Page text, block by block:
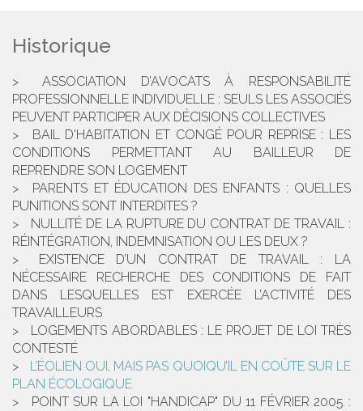
Historique
ASSOCIATION D’AVOCATS À RESPONSABILITÉ
PROFESSIONNELLE INDIVIDUELLE : SEULS LES ASSOCIÉS
PEUVENT PARTICIPER AUX DÉCISIONS COLLECTIVES
BAIL D'HABITATION ET CONGÉ POUR REPRISE : LES
CONDITIONS PERMETTANT AU BAILLEUR DE
REPRENDRE SON LOGEMENT
PARENTS ET ÉDUCATION DES ENFANTS : QUELLES
PUNITIONS SONT INTERDITES ?
NULLITÉ DE LA RUPTURE DU CONTRAT DE TRAVAIL :
RÉINTÉGRATION, INDEMNISATION OU LES DEUX ?
EXISTENCE D’UN CONTRAT DE TRAVAIL : LA
NÉCESSAIRE RECHERCHE DES CONDITIONS DE FAIT
DANS LESQUELLES EST EXERCÉE L’ACTIVITÉ DES
TRAVAILLEURS
LOGEMENTS ABORDABLES : LE PROJET DE LOI TRÈS
CONTESTÉ
L’ÉOLIEN OUI, MAIS PAS QUOIQU’IL EN COÛTE SUR LE
PLAN ÉCOLOGIQUE
POINT SUR LA LOI "HANDICAP" DU 11 FÉVRIER 2005 :